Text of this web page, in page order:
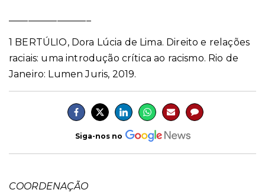
1 BERTÚLIO, Dora Lúcia de Lima. Direito e relações
raciais: uma introdução crítica ao racismo. Rio de
Janeiro: Lumen Juris, 2019.
Siga-nos no
COORDENAÇÃO